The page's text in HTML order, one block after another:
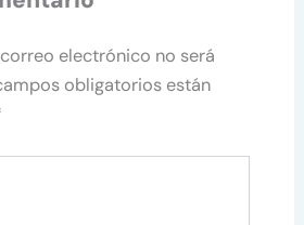
electrónico no será
obligatorios están